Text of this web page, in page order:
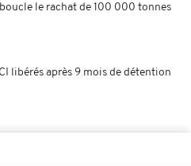
le rachat de 100 000 tonnes
libérés après 9 mois de détention